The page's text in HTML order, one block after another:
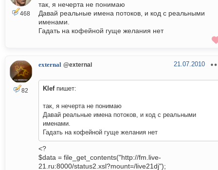
468
так, я нечерта не понимаю
Давай реальные имена потоков, и код с реальными
именами.
Гадать на кофейной гуще желания нет
82
external @external 21.07.2010
Klefпишет:
так, я нечерта не понимаю
Давай реальные имена потоков, и код с реальными
именами.
Гадать на кофейной гуще желания нет
<?
$data = file_get_contents("http://fm.live-
21.ru:8000/status2.xsl?mount=/live21dj");